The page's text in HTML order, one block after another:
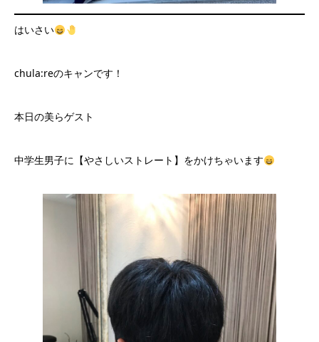
はいさい
chula:reのキャンです！
本日の美らゲスト
中学生男子に【やさしいストレート】をかけちゃいます